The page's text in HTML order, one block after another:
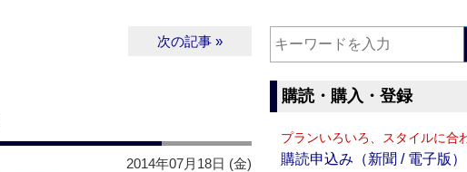
次の記事 »
2014年07月18日 (金)
購読・購入・登録
プランいろいろ、スタイルに合
購読申込み（新聞 / 電子版）